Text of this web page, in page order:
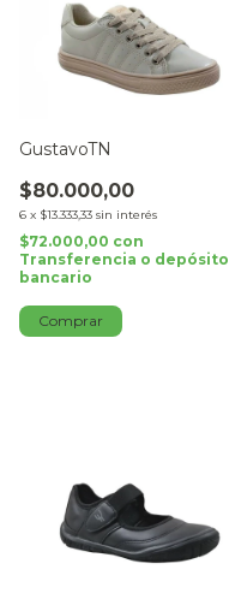
GustavoTN
$80.000,00
6 x $13.333,33 sin interés
$72.000,00 con
Transferencia o depósito
bancario
Comprar